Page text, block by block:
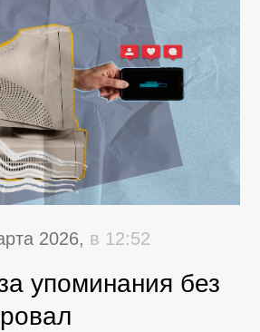
2026, в 12:52
упоминания без